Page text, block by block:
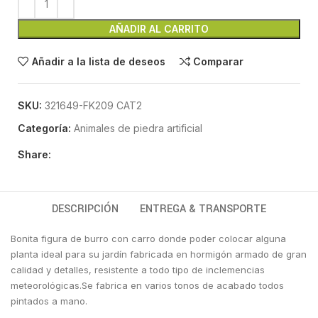
AÑADIR AL CARRITO
Añadir a la lista de deseos Comparar
SKU: 321649-FK209 CAT2
Categoría: Animales de piedra artificial
Share:
DESCRIPCIÓN ENTREGA & TRANSPORTE
Bonita figura de burro con carro donde poder colocar alguna
planta ideal para su jardín fabricada en hormigón armado de gran
calidad y detalles, resistente a todo tipo de inclemencias
meteorológicas.Se fabrica en varios tonos de acabado todos
pintados a mano.